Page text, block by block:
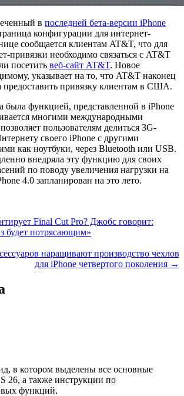
в последней бета-версии iPhone
конфигурации для интернет-
сообщается клиентам AT&T, что для
привязки необходимо связаться с AT&T
посетить веб-сайт AT&T. Новое
указывает на то, что AT&T наконец
предоставить привязку клиентам в США.
была функцией, представленной в iPhone
многими международными
пользователям делиться 3G-
своего iPhone с другими
как ноутбуки, через Bluetooth или USB.
внедряла эту функцию для своих
по поводу увеличения нагрузки на
4.0 запланирован на это лето.
Final Cut Pro? Джобс говорит:
будет потрясающим»
наращивают производство чехлов
для iPhone четвертого поколения →
в котором выделены все основные
26, а также инструкции по
функций.